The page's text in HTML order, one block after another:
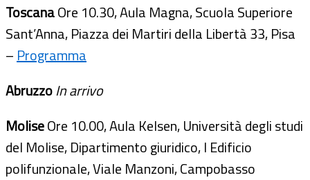
ToscanaOre 10.30, Aula Magna, Scuola Superiore
Sant’Anna, Piazza dei Martiri della Libertà 33, Pisa
– Programma
AbruzzoIn arrivo
MoliseOre 10.00, Aula Kelsen, Università degli studi
del Molise, Dipartimento giuridico, I Edificio
polifunzionale, Viale Manzoni, Campobasso